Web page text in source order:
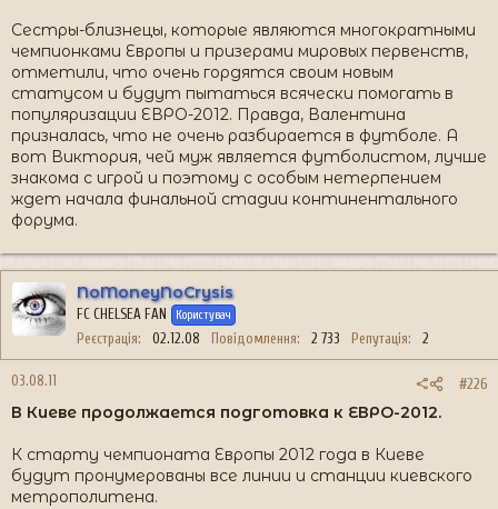
Сестры-близнецы, которые являются многократными
чемпионками Европы и призерами мировых первенств,
отметили, что очень гордятся своим новым
статусом и будут пытаться всячески помогать в
популяризации ЕВРО-2012. Правда, Валентина
призналась, что не очень разбирается в футболе. А
вот Виктория, чей муж является футболистом, лучше
знакома с игрой и поэтому с особым нетерпением
ждет начала финальной стадии континентального
форума.
NoMoneyNoCrysis
FC CHELSEA FAN Користувач
Реєстрація 02.12.08 Повідомлення 2 733 Репутація 2
03.08.11 #226
В Киеве продолжается подготовка к ЕВРО-2012.
К старту чемпионата Европы 2012 года в Киеве
будут пронумерованы все линии и станции киевского
метрополитена.